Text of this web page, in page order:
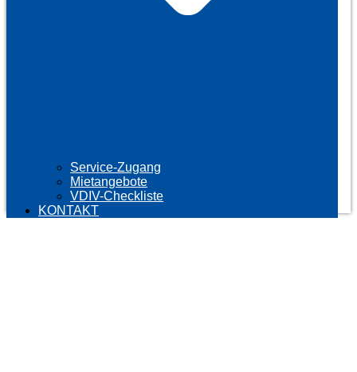
Service-Zugang
Mietangebote
VDIV-Checkliste
KONTAKT